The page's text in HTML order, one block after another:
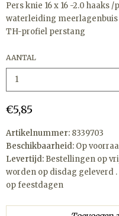
Pers knie 16 x 16 -2.0 haaks
waterleiding meerlagenbuis
TH-profiel perstang
AANTAL
€5,85
Artikelnummer: 8339703
Beschikbaarheid: Op
Levertijd: Bestellingen op
worden op disdag geleverd
op feestdagen